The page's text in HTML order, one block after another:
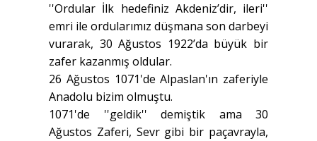
''Ordular İlk hedefiniz Akdeniz’dir, ileri''
emri ile ordularımız düşmana son darbeyi
vurarak, 30 Ağustos 1922’da büyük bir
zafer kazanmış oldular.
26 Ağustos 1071'de Alpaslan'ın zaferiyle
Anadolu bizim olmuştu.
1071'de ''geldik'' demiştik ama 30
Ağustos Zaferi, Sevr gibi bir paçavrayla,